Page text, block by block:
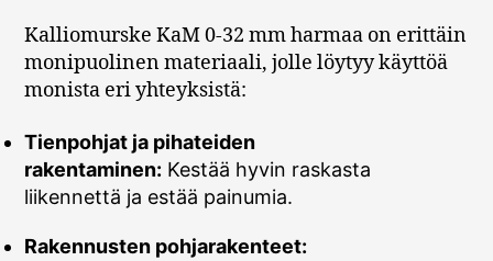
Kalliomurske KaM 0-32 mm harmaa on erittäin
monipuolinen materiaali, jolle löytyy käyttöä
monista eri yhteyksistä:
Tienpohjat ja pihateiden
rakentaminen: Kestää hyvin raskasta
liikennettä ja estää painumia.
Rakennusten pohjarakenteet: